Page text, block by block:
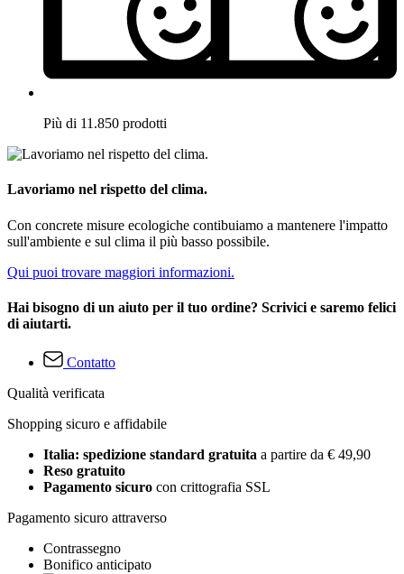
Più di 11.850 prodotti
Lavoriamo nel rispetto del clima.
Con concrete misure ecologiche contibuiamo a mantenere l'impatto
sull'ambiente e sul clima il più basso possibile.
Qui puoi trovare maggiori informazioni.
Hai bisogno di un aiuto per il tuo ordine? Scrivici e saremo felici
di aiutarti.
Contatto
Qualità verificata
Shopping sicuro e affidabile
Italia: spedizione standard gratuita a partire da € 49,90
Reso gratuito
Pagamento sicuro con crittografia SSL
Pagamento sicuro attraverso
Contrassegno
Bonifico anticipato